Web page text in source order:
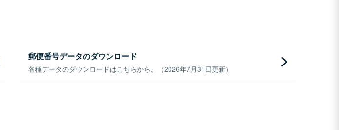
郵便番号データのダウンロード
各種データのダウンロードはこちらから。（2026年7月31日更新）